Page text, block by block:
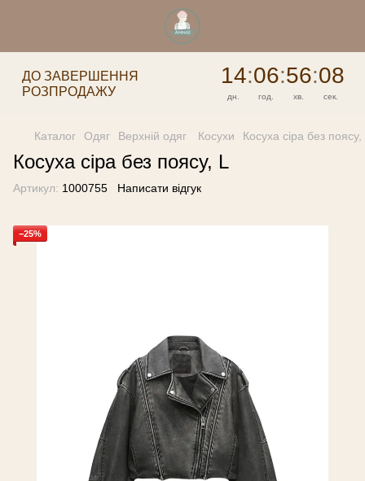
ДО ЗАВЕРШЕННЯ
РОЗПРОДАЖУ
14:06:56:08
дн. год. хв. сек.
Каталог Одяг Верхній одяг Косухи Косуха сіра без поясу,
Косуха сіра без поясу, L
Артикул: 1000755 Написати відгук
−25%